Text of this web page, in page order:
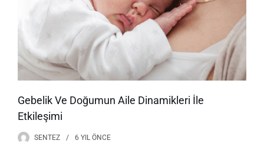
Gebelik Ve Doğumun Aile Dinamikleri İle
Etkileşimi
SENTEZ 6 YIL ÖNCE